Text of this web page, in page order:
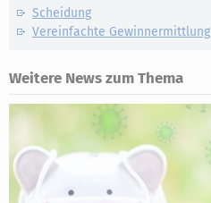
Scheidung
Vereinfachte Gewinnermittlung
Weitere News zum Thema